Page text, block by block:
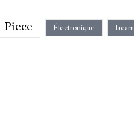
Piece Électronique Ircam